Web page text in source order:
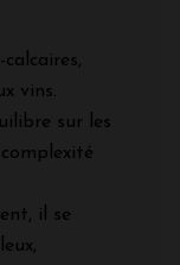
vins.
sur les
il se